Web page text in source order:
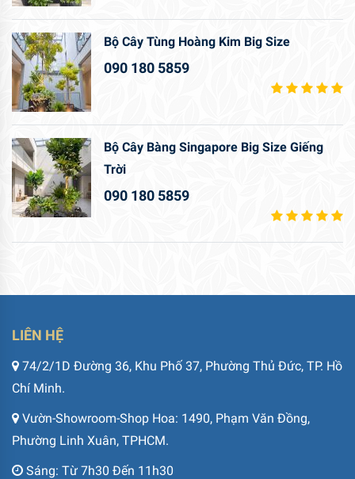
Bộ Cây Tùng Hoàng Kim Big Size
090 180 5859
Bộ Cây Bàng Singapore Big Size Giếng
Trời
090 180 5859
LIÊN HỆ
74/2/1D Đường 36, Khu Phố 37, Phường Thủ Đức, TP. Hồ
Chí Minh.
Vườn-Showroom-Shop Hoa: 1490, Phạm Văn Đồng,
Phường Linh Xuân, TPHCM.
Sáng: Từ 7h30 Đến 11h30